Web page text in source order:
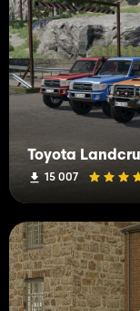
Toyota
15 007